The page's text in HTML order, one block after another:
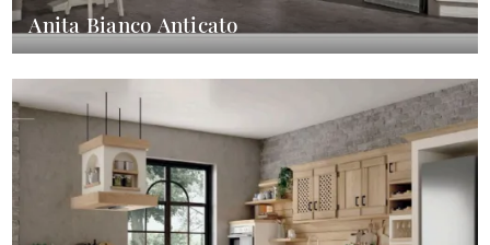
Anita Bianco Anticato